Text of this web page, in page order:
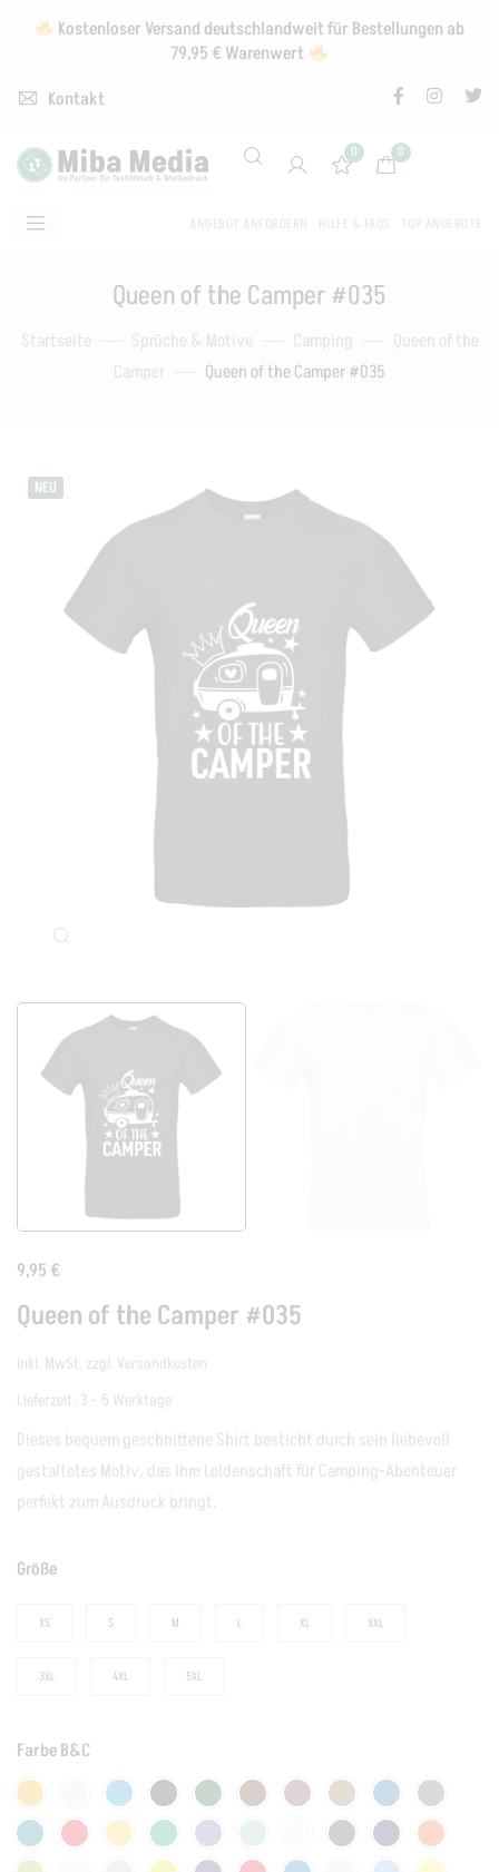
Kontakt
Kostenloser Versand deutschlandweit für Bestellungen ab
79,95 € Warenwert
0 0
Queen of the Camper #035
Startseite Sprüche & Motive Camping
Queen of the
Camper
Queen of the Camper #035
NEU
9,95 €
Queen of the Camper #035
inkl. MwSt. zzgl. Versandkosten
Lieferzeit: 3 - 5 Werktage
Dieses bequem geschnittene Shirt besticht durch sein liebevoll
gestaltetes Motiv, das Ihre Leidenschaft für Camping-Abenteuer
perfekt zum Ausdruck bringt.
Größe
XS S M L XL XXL
3XL 4XL 5XL
Farbe B&C